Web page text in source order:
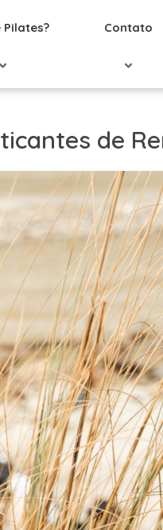
Pilates? Contato
de